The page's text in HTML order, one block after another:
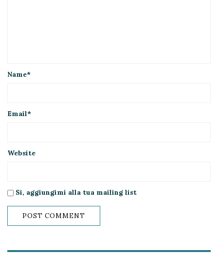
Name*
Email*
Website
Si, aggiungimi alla tua mailing list